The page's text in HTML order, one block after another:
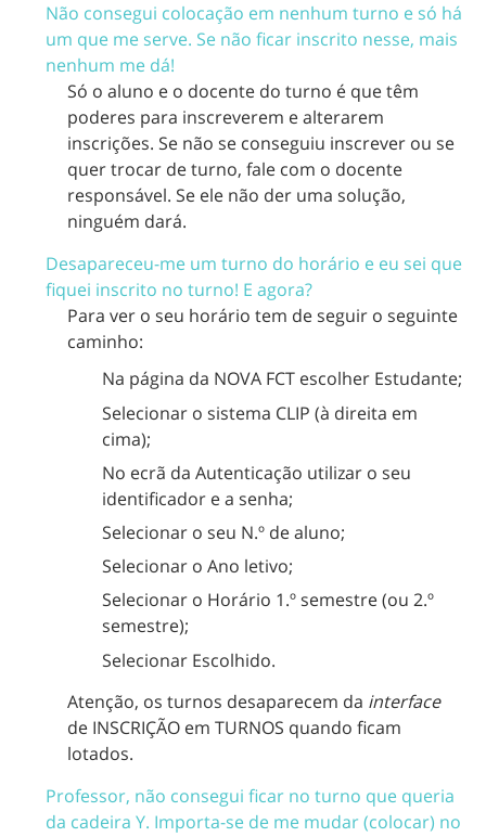
Não consegui colocação em nenhum turno e só há
um que me serve. Se não ficar inscrito nesse, mais
nenhum me dá!
Só o aluno e o docente do turno é que têm
poderes para inscreverem e alterarem
inscrições. Se não se conseguiu inscrever ou se
quer trocar de turno, fale com o docente
responsável. Se ele não der uma solução,
ninguém dará.
Desapareceu-me um turno do horário e eu sei que
fiquei inscrito no turno! E agora?
Para ver o seu horário tem de seguir o seguinte
caminho:
Na página da NOVA FCT escolher Estudante;
Selecionar o sistema CLIP (à direita em
cima);
No ecrã da Autenticação utilizar o seu
identificador e a senha;
Selecionar o seu N.º de aluno;
Selecionar o Ano letivo;
Selecionar o Horário 1.º semestre (ou 2.º
semestre);
Selecionar Escolhido.
Atenção, os turnos desaparecem da interface
de INSCRIÇÃO em TURNOS quando ficam
lotados.
Professor, não consegui ficar no turno que queria
da cadeira Y. Importa-se de me mudar (colocar) no